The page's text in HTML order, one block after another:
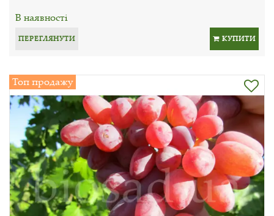
В наявності
ПЕРЕГЛЯНУТИ КУПИТИ
Топ продажу